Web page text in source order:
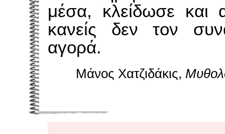
μέσα, κλείδωσε και
κανείς δεν τον
αγορά.
Μάνος Χατζιδάκις,